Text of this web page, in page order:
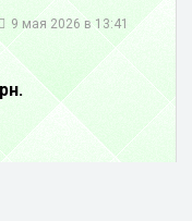
9 мая 2026 в 13:41